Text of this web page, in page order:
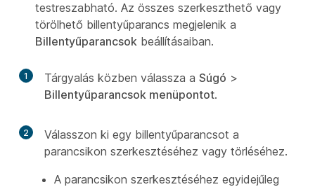
testreszabható. Az összes szerkeszthető vagy
törölhető billentyűparancs megjelenik a
Billentyűparancsok beállításaiban.
1 Tárgyalás közben válassza a Súgó >
Billentyűparancsok menüpontot.
2
Válasszon ki egy billentyűparancsot a
parancsikon szerkesztéséhez vagy törléséhez.
A parancsikon szerkesztéséhez egyidejűleg